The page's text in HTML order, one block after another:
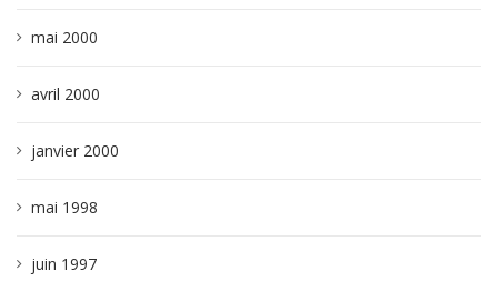
mai 2000
avril 2000
janvier 2000
mai 1998
juin 1997